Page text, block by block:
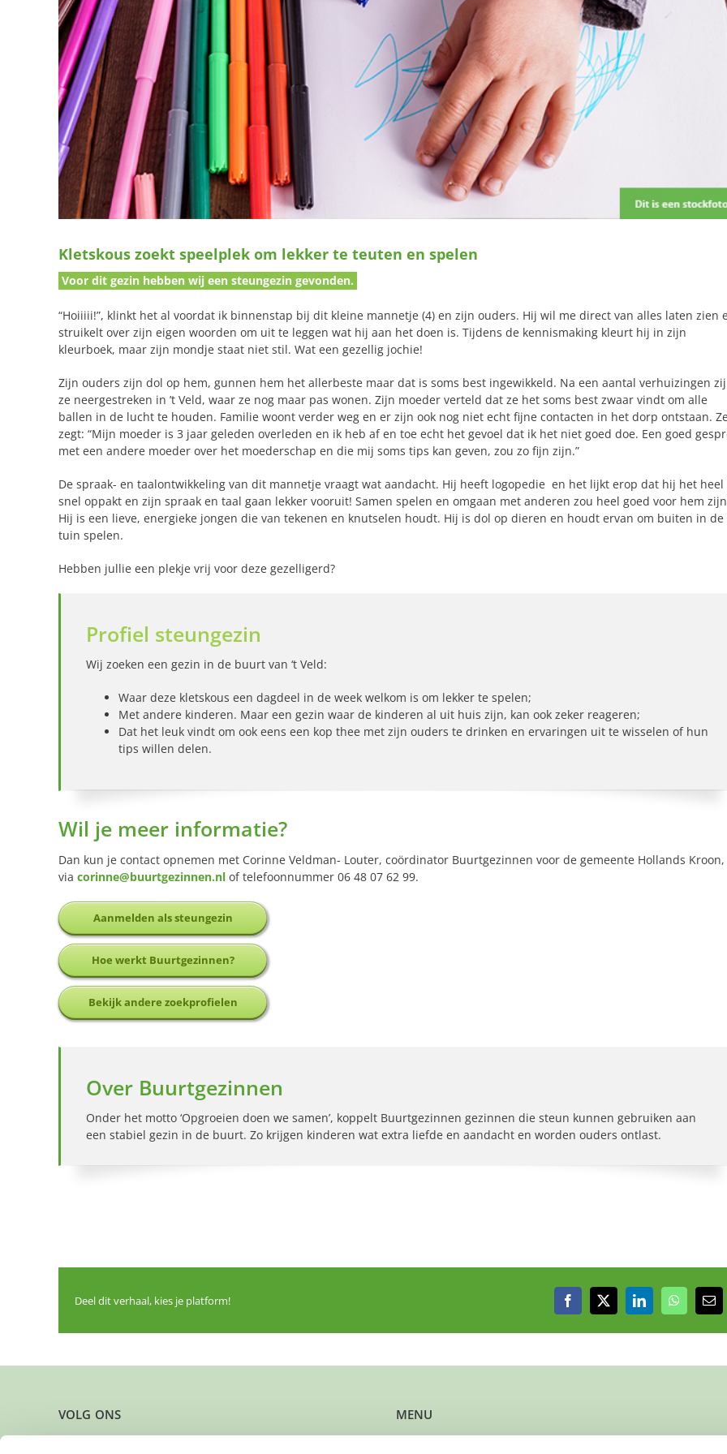
Kletskous zoekt speelplek om lekker te teuten en spelen
Voor dit gezin hebben wij een steungezin gevonden.
“Hoiiiii!”, klinkt het al voordat ik binnenstap bij dit kleine mannetje (4) en zijn ouders. Hij wil me direct van alles laten zien
struikelt over zijn eigen woorden om uit te leggen wat hij aan het doen is. Tijdens de kennismaking kleurt hij in zijn
kleurboek, maar zijn mondje staat niet stil. Wat een gezellig jochie!
Zijn ouders zijn dol op hem, gunnen hem het allerbeste maar dat is soms best ingewikkeld. Na een aantal verhuizingen
ze neergestreken in ’t Veld, waar ze nog maar pas wonen. Zijn moeder verteld dat ze het soms best zwaar vindt om alle
ballen in de lucht te houden. Familie woont verder weg en er zijn ook nog niet echt fijne contacten in het dorp ontstaan.
zegt: “Mijn moeder is 3 jaar geleden overleden en ik heb af en toe echt het gevoel dat ik het niet goed doe. Een goed
met een andere moeder over het moederschap en die mij soms tips kan geven, zou zo fijn zijn.”
De spraak- en taalontwikkeling van dit mannetje vraagt wat aandacht. Hij heeft logopedie en het lijkt erop dat hij het heel
snel oppakt en zijn spraak en taal gaan lekker vooruit! Samen spelen en omgaan met anderen zou heel goed voor hem
Hij is een lieve, energieke jongen die van tekenen en knutselen houdt. Hij is dol op dieren en houdt ervan om buiten in de
tuin spelen.
Hebben jullie een plekje vrij voor deze gezelligerd?
Profiel steungezin
Wij zoeken een gezin in de buurt van ‘t Veld:
Waar deze kletskous een dagdeel in de week welkom is om lekker te spelen;
Met andere kinderen. Maar een gezin waar de kinderen al uit huis zijn, kan ook zeker reageren;
Dat het leuk vindt om ook eens een kop thee met zijn ouders te drinken en ervaringen uit te wisselen of hun
tips willen delen.
Wil je meer informatie?
Dan kun je contact opnemen met Corinne Veldman- Louter, coördinator Buurtgezinnen voor de gemeente Hollands Kroon,
via corinne@buurtgezinnen.nl of telefoonnummer 06 48 07 62 99.
Aanmelden als steungezin
Hoe werkt Buurtgezinnen?
Bekijk andere zoekprofielen
Over Buurtgezinnen
Onder het motto ‘Opgroeien doen we samen’, koppelt Buurtgezinnen gezinnen die steun kunnen gebruiken aan
een stabiel gezin in de buurt. Zo krijgen kinderen wat extra liefde en aandacht en worden ouders ontlast.
Deel dit verhaal, kies je platform! Facebook
X LinkedIn
E-
VOLG ONS MENU
Kun je steun gebruiken?